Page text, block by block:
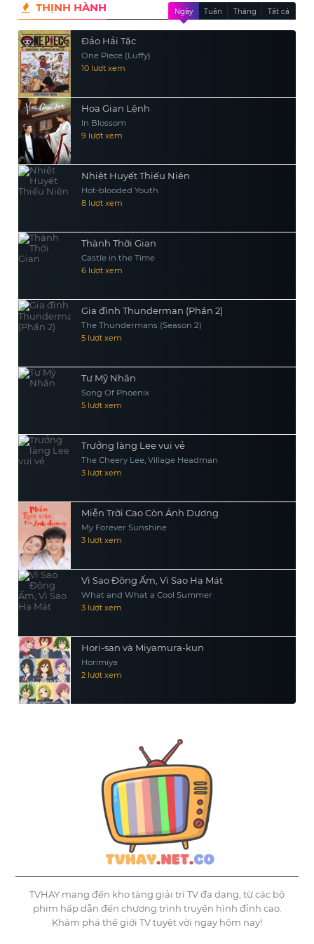
THỊNH HÀNH Ngày Tuần Tháng Tất cả
Đảo Hải Tặc
One Piece (Luffy)
10 lượt xem
Hoa Gian Lệnh
In Blossom
9 lượt xem
Nhiệt Huyết Thiếu Niên
Hot-blooded Youth
8 lượt xem
Thành Thời Gian
Castle in the Time
6 lượt xem
Gia đình Thunderman (Phần 2)
The Thundermans (Season 2)
5 lượt xem
Tư Mỹ Nhân
Song Of Phoenix
5 lượt xem
Trưởng làng Lee vui vẻ
The Cheery Lee, Village Headman
3 lượt xem
Miễn Trời Cao Còn Ánh Dương
My Forever Sunshine
3 lượt xem
Vì Sao Đông Ấm, Vì Sao Hạ Mát
What and What a Cool Summer
3 lượt xem
Hori-san và Miyamura-kun
Horimiya
2 lượt xem
TVHAY mang đến kho tàng giải trí TV đa dạng, từ các bộ
phim hấp dẫn đến chương trình truyền hình đỉnh cao.
Khám phá thế giới TV tuyệt vời ngay hôm nay!